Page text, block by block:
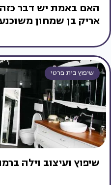
האם באמת יש דבר כזה
אריק בן שמחון
שיפוץ בית פרטי
שיפוץ ועיצוב וילה